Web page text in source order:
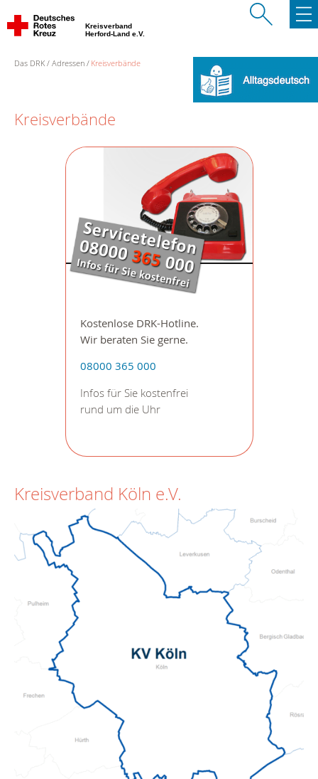
Kreisverband
Herford-Land e.V.
Das DRK Adressen Kreisverbände
Kreisverbände
Kostenlose DRK-Hotline.
Wir beraten Sie gerne.
08000 365 000
Infos für Sie kostenfrei
rund um die Uhr
Kreisverband Köln e.V.